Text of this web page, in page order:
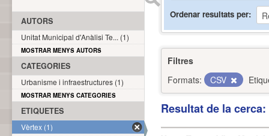
Ordenar resultats per
Filtres
Formats:
CSV
Resultat de la
AUTORS
Unitat Municipal d'Anàlisi Te... (1)
MOSTRAR MENYS AUTORS
CATEGORIES
Urbanisme i infraestructures (1)
MOSTRAR MENYS CATEGORIES
ETIQUETES
Vèrtex (1)